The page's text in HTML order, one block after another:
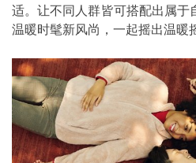
适。让不同人群皆可搭配出属于
温暖时髦新风尚，一起摇出温暖